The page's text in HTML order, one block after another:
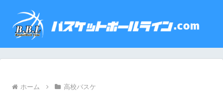
ホーム 高校バスケ